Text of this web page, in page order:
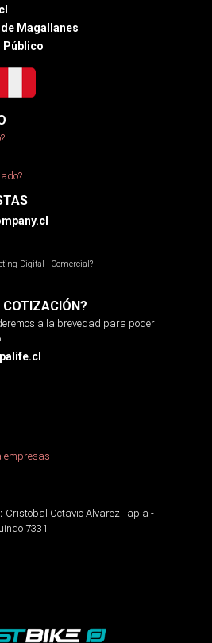
Magallanes
Público
Digital - Comercial?
COTIZACIÓN?
a la brevedad para poder
empresas
Cristobal Octavio Alvarez Tapia -
7331